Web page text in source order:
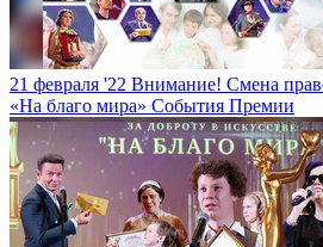
21 февраля '22 Внимание! Смена
«На благо мира» События Премии